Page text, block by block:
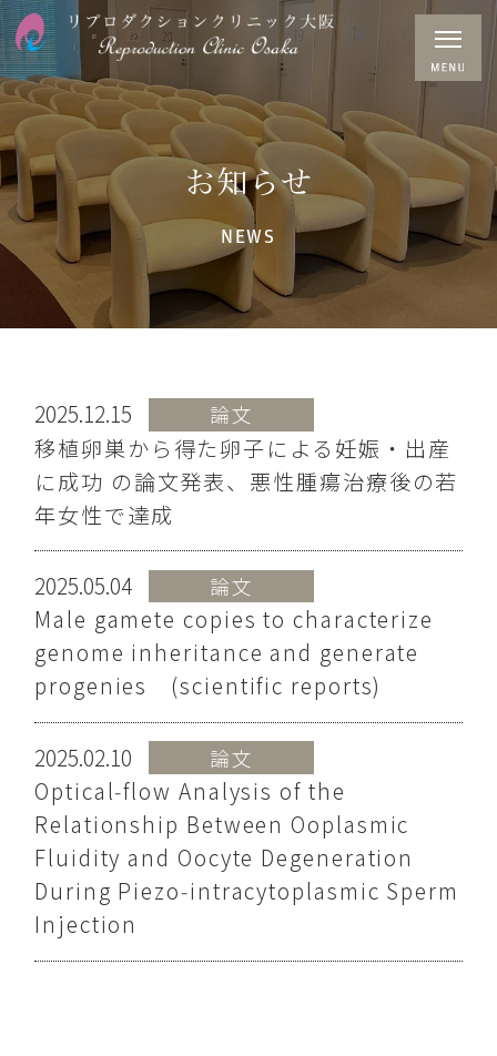
お知らせ
NEWS
2025.12.15 論文
移植卵巣から得た卵子による妊娠・出産
に成功 の論文発表、悪性腫瘍治療後の若
年女性で達成
2025.05.04 論文
Male gamete copies to characterize
genome inheritance and generate
progenies (scientific reports)
2025.02.10 論文
Optical‑flow Analysis of the
Relationship Between Ooplasmic
Fluidity and Oocyte Degeneration
During Piezo‑intracytoplasmic Sperm
Injection